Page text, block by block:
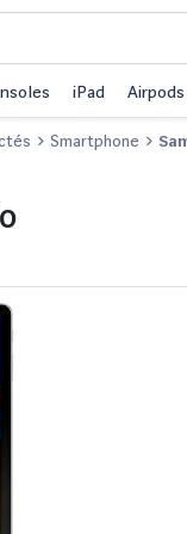
iPad Airpods
Smartphone